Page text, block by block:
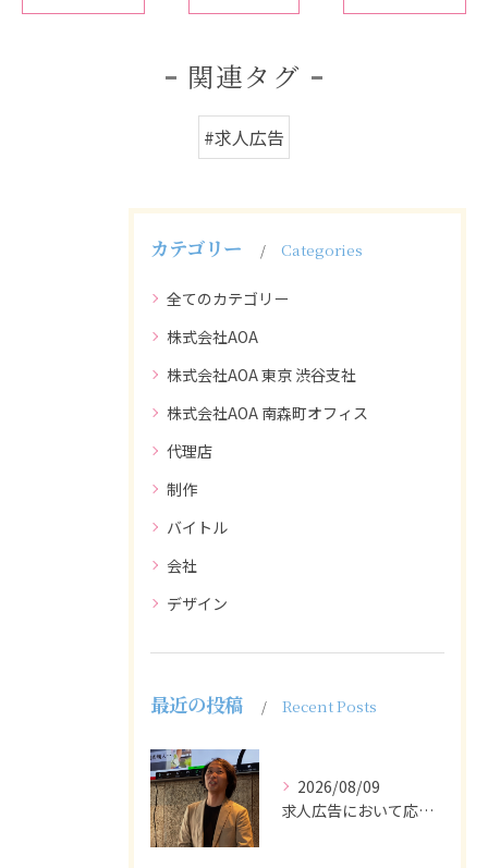
関連タグ
#求人広告
カテゴリー Categories
全てのカテゴリー
株式会社AOA
株式会社AOA 東京 渋谷支社
株式会社AOA 南森町オフィス
代理店
制作
バイトル
会社
デザイン
最近の投稿 Recent Posts
2026/08/09
求人広告において応募者の質を大きく左右するのは、求人内容の充...